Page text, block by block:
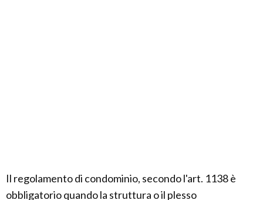
Il regolamento di condominio, secondo l'art. 1138 è
obbligatorio quando la struttura o il plesso